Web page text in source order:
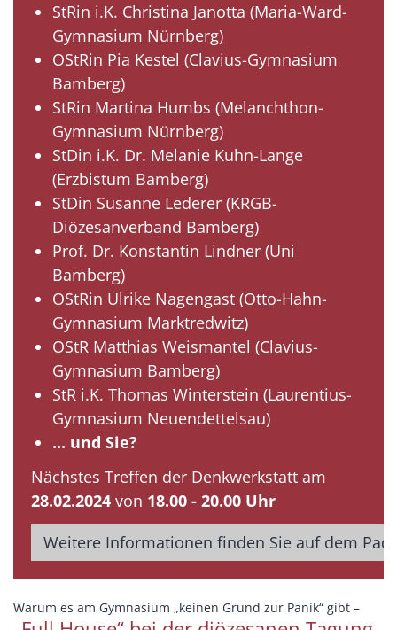
StRin i.K. Christina Janotta (Maria-Ward-
Gymnasium Nürnberg)
OStRin Pia Kestel (Clavius-Gymnasium
Bamberg)
StRin Martina Humbs (Melanchthon-
Gymnasium Nürnberg)
StDin i.K. Dr. Melanie Kuhn-Lange
(Erzbistum Bamberg)
StDin Susanne Lederer (KRGB-
Diözesanverband Bamberg)
Prof. Dr. Konstantin Lindner (Uni
Bamberg)
OStRin Ulrike Nagengast (Otto-Hahn-
Gymnasium Marktredwitz)
OStR Matthias Weismantel (Clavius-
Gymnasium Bamberg)
StR i.K. Thomas Winterstein (Laurentius-
Gymnasium Neuendettelsau)
... und Sie?
Nächstes Treffen der Denkwerkstatt am
28.02.2024 von 18.00 - 20.00 Uhr
Weitere Informationen finden Sie auf dem
Warum es am Gymnasium „keinen Grund zur Panik“ gibt –: